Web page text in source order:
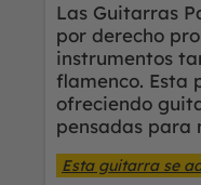
Las Guitarras
por derecho
instrumentos
flamenco. Esta
ofreciendo
pensadas para
Esta guitarra se